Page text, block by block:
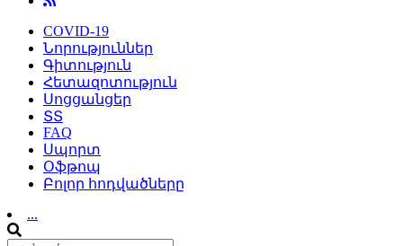
COVID-19
Նորություններ
Գիտություն
Հետազոտություն
Սոցցանցեր
ՏՏ
FAQ
Սպորտ
Օֆթոպ
Բոլոր հոդվածները
...